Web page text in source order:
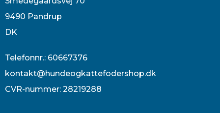
9490 Pandrup
DK
Telefonnr.: 60667376
kontakt@hundeogkattefodershop.dk
CVR-nummer: 28219288